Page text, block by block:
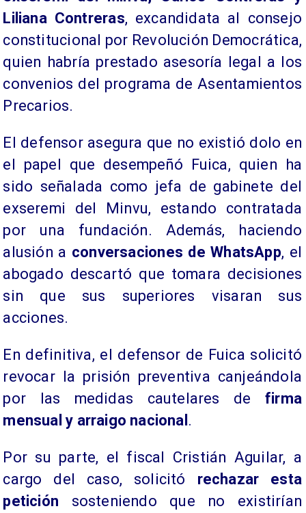
Liliana Contreras, excandidata al consejo
constitucional por Revolución Democrática,
quien habría prestado asesoría legal a los
convenios del programa de Asentamientos
Precarios.
El defensor asegura que no existió dolo en
el papel que desempeñó Fuica, quien ha
sido señalada como jefa de gabinete del
exseremi del Minvu, estando contratada
por una fundación. Además, haciendo
alusión a conversaciones de WhatsApp, el
abogado descartó que tomara decisiones
sin que sus superiores visaran sus
acciones.
En definitiva, el defensor de Fuica solicitó
revocar la prisión preventiva canjeándola
por las medidas cautelares de firma
mensual y arraigo nacional .
Por su parte, el fiscal Cristián Aguilar, a
cargo del caso, solicitó rechazar esta
petición sosteniendo que no existirían